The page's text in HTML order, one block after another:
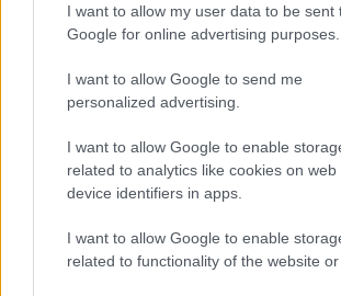
I want to allow my user data to be sent
Google for online advertising purposes.
I want to allow Google to send me
personalized advertising.
I want to allow Google to enable
related to analytics like cookies on web
device identifiers in apps.
I want to allow Google to enable
related to functionality of the website or
A Székesfehérvári Tankerületi
szerint új igazgatói pályázatot
alkalommal, tavasszal és ősszel
ECSUP SHORTS